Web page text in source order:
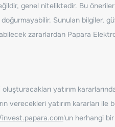
genel niteliktedir. Bu
Sunulan bilgiler,
zararlardan Papara
yatırım kararlarında
verecekleri yatırım kararları
'un herhangi